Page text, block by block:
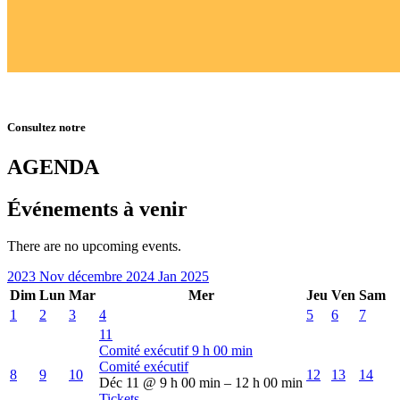
Consultez notre
AGENDA
Événements à venir
There are no upcoming events.
2023 Nov décembre 2024 Jan 2025
Dim Lun Mar Mer Jeu Ven Sam
1
2 3 4 5 6 7
8 9 10
11
Comité exécutif9 h 00 min
Comité exécutif
Déc 11 @ 9 h 00 min – 12 h 00 min
12 13 14